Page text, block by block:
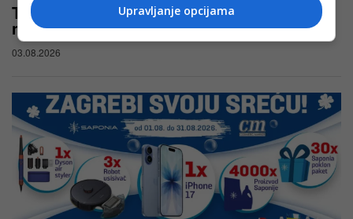
Tvoja kosa, tvoj OGX trenutak – OGX
nagradna igra u cm-u
03.08.2026
Upravljanje opcijama